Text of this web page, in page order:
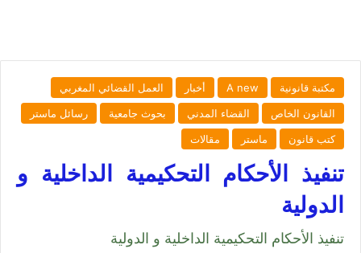
مكتبة قانونية A new أخبار
العمل القضائي المغربي
القانون الخاص
القضاء المدني بحوث جامعية
رسائل ماستر
كتب قانون
ماستر مقالات
تنفيذ الأحكام التحكيمية الداخلية و
الدولية
تنفيذ الأحكام التحكيمية الداخلية و الدولية